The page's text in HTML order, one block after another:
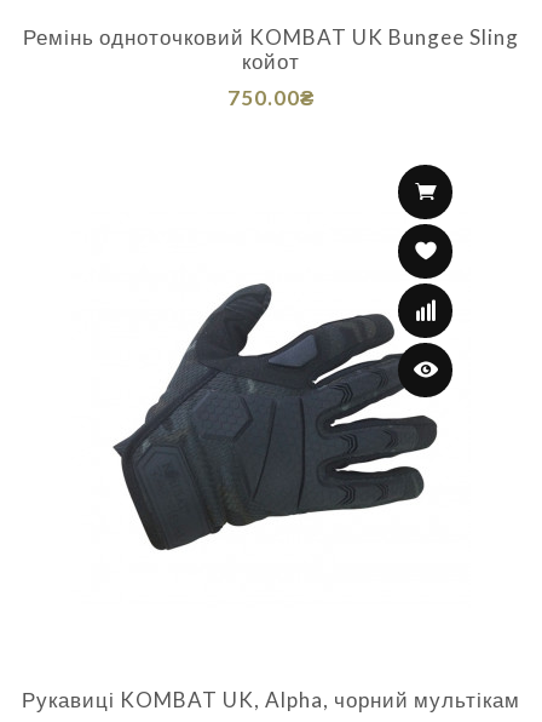
Ремінь одноточковий KOMBAT UK Bungee Sling
койот
750.00₴
Рукавиці KOMBAT UK, Alpha, чорний мультікам